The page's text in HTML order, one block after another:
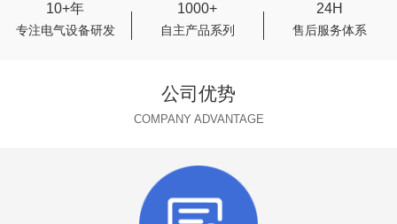
10+年
专注电气设备研发
1000+
自主产品系列
24H
售后服务体系
公司优势
COMPANY ADVANTAGE